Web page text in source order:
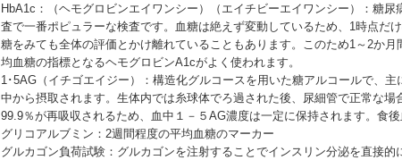
HbA1c：（ヘモグロビンエイワンシー）（エイチビーエイワンシー）：糖尿
査で一番ポピュラーな検査です。血糖は絶えず変動しているため、1時点だ
糖をみても全体の評価とかけ離れていることもあります。このため1～2か月
均血糖の指標となるヘモグロビンA1cがよく使われます。
1･5AG（イチゴエイジー）：構造化グルコースを用いた糖アルコールで、主
中から摂取されます。生体内では糸球体でろ過された後、尿細管で正常な場
99.9％が再吸収されるため、血中１－５AG濃度は一定に保持されます。食
グリコアルブミン：2週間程度の平均血糖のマーカー
グルカゴン負荷試験：グルカゴンを注射することでインスリン分泌を直接的